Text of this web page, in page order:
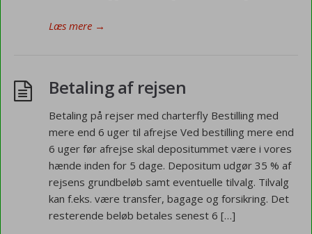
Læs mere →
Betaling af rejsen
Betaling på rejser med charterfly Bestilling med
mere end 6 uger til afrejse Ved bestilling mere end
6 uger før afrejse skal depositummet være i vores
hænde inden for 5 dage. Depositum udgør 35 % af
rejsens grundbeløb samt eventuelle tilvalg. Tilvalg
kan f.eks. være transfer, bagage og forsikring. Det
resterende beløb betales senest 6 […]